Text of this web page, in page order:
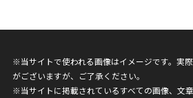
※当サイトで使われる画像はイメージです。実
がございますが、ご了承ください。
※当サイトに掲載されているすべての画像、文